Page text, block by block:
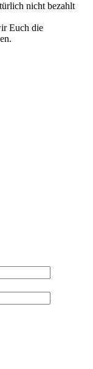
nicht bezahlt
Euch die